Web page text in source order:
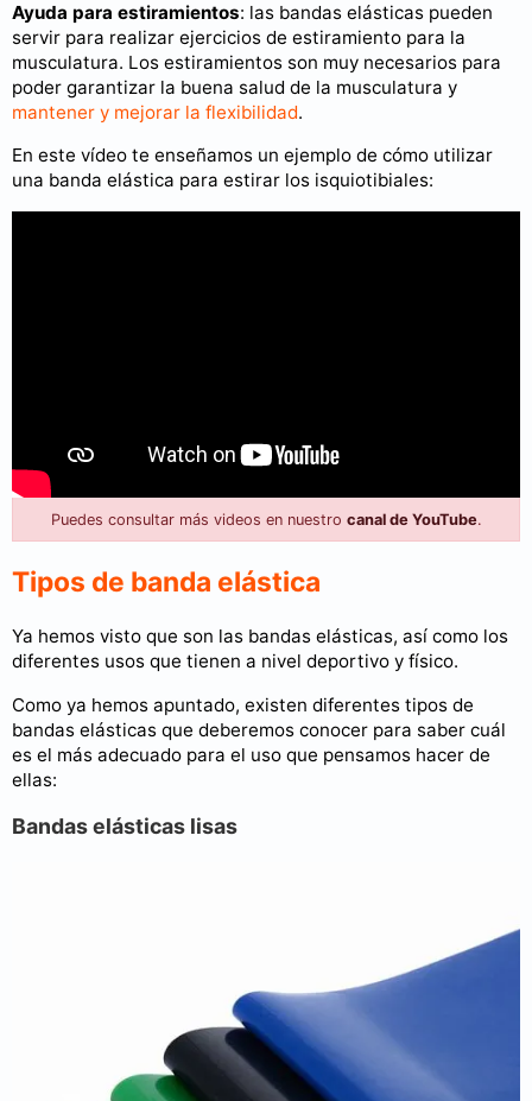
Ayuda para estiramientos: las bandas elásticas pueden
servir para realizar ejercicios de estiramiento para la
musculatura. Los estiramientos son muy necesarios para
poder garantizar la buena salud de la musculatura y
mantener y mejorar la flexibilidad.
En este vídeo te enseñamos un ejemplo de cómo utilizar
una banda elástica para estirar los isquiotibiales:
Puedes consultar más videos en nuestro canal de YouTube.
Tipos de banda elástica
Ya hemos visto que son las bandas elásticas, así como los
diferentes usos que tienen a nivel deportivo y físico.
Como ya hemos apuntado, existen diferentes tipos de
bandas elásticas que deberemos conocer para saber cuál
es el más adecuado para el uso que pensamos hacer de
ellas:
Bandas elásticas lisas